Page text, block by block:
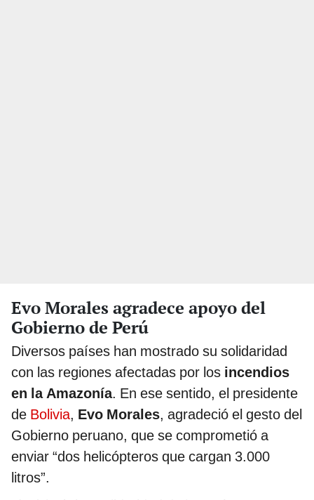
Evo Morales agradece apoyo del
Gobierno de Perú
Diversos países han mostrado su solidaridad
con las regiones afectadas por los incendios
en la Amazonía. En ese sentido, el presidente
de Bolivia, Evo Morales, agradeció el gesto del
Gobierno peruano, que se comprometió a
enviar “dos helicópteros que cargan 3.000
litros”.